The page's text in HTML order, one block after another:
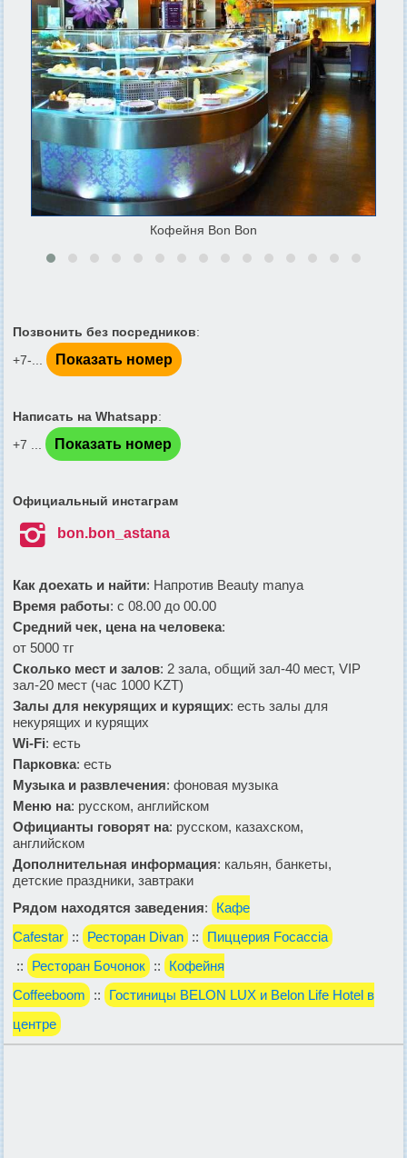
Кофейня Bon Bon
Позвонить без посредников:
+7-...
Показать номер
Написать на Whatsapp:
+7 ...
Показать номер
Официальный инстаграм
 bon.bon_astana
Как доехать и найти: Напротив Beauty manya
Время работы: с 08.00 до 00.00
Средний чек, цена на человека:
от 5000 тг
Сколько мест и залов: 2 зала, общий зал-40 мест, VIP
зал-20 мест (час 1000 KZT)
Залы для некурящих и курящих: есть залы для
некурящих и курящих
Wi-Fi: есть
Парковка: есть
Музыка и развлечения: фоновая музыка
Меню на: русском, английском
Официанты говорят на: русском, казахском,
английском
Дополнительная информация: кальян, банкеты,
детские праздники, завтраки
Рядом находятся заведения:
Кафе
Cafestar :: Ресторан Divan ::
Пиццерия Focaсcia
::
Ресторан Бочонок ::
Кофейня
Coffeeboom
::
Гостиницы BELON LUX и Belon Life Hotel в
центре